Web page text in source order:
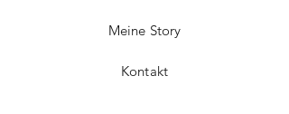
Meine Story
Kontakt